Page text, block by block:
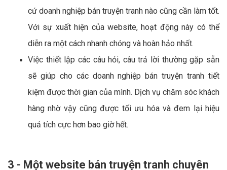
cứ doanh nghiệp bán truyện tranh nào cũng cần làm tốt.
Với sự xuất hiện của website, hoạt động này có thể
diễn ra một cách nhanh chóng và hoàn hảo nhất.
Việc thiết lập các câu hỏi, câu trả lời thường gặp sẵn
sẽ giúp cho các doanh nghiệp bán truyện tranh tiết
kiệm được thời gian của mình. Dịch vụ chăm sóc khách
hàng nhờ vậy cũng được tối ưu hóa và đem lại hiệu
quả tích cực hơn bao giờ hết.
3 - Một website bán truyện tranh chuyên